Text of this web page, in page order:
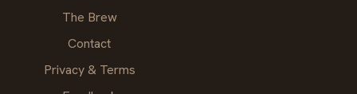
The Brew
Contact
Privacy & Terms